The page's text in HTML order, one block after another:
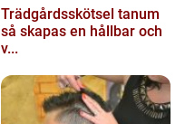
Trädgårdsskötsel tanum
så skapas en hållbar och
v...